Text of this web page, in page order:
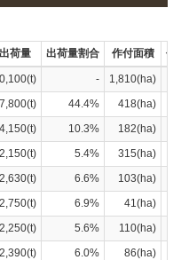
出荷量 出荷量割合 作付面積 作
-
1,810(ha)
44.4%
418(ha)
4,150(t) 10.3%
182(ha)
2,150(t) 5.4%
315(ha)
2,630(t) 6.6%
103(ha)
2,750(t) 6.9%
41(ha)
2,250(t) 5.6%
110(ha)
2,390(t) 6.0%
86(ha)